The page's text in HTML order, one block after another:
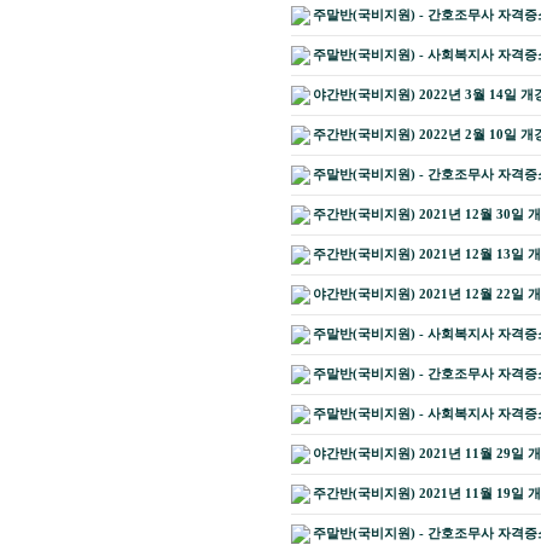
주말반(국비지원) - 간호조무사 자격
주말반(국비지원) - 사회복지사 자격
야간반(국비지원) 2022년 3월 14일 개
주간반(국비지원) 2022년 2월 10일 개
주말반(국비지원) - 간호조무사 자격
주간반(국비지원) 2021년 12월 30일
주간반(국비지원) 2021년 12월 13일
야간반(국비지원) 2021년 12월 22일
주말반(국비지원) - 사회복지사 자격
주말반(국비지원) - 간호조무사 자격
주말반(국비지원) - 사회복지사 자격
야간반(국비지원) 2021년 11월 29일
주간반(국비지원) 2021년 11월 19일
주말반(국비지원) - 간호조무사 자격